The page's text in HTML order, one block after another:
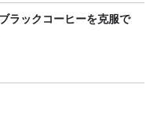
ラックコーヒーを克服で